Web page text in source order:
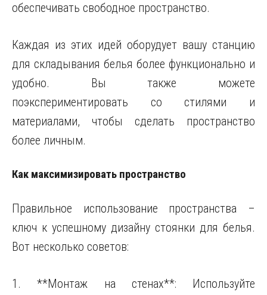
обеспечивать свободное пространство.
Каждая из этих идей оборудует вашу станцию
для складывания белья более функционально и
удобно. Вы также можете
поэкспериментировать со стилями и
материалами, чтобы сделать пространство
более личным.
Как максимизировать пространство
Правильное использование пространства –
ключ к успешному дизайну стоянки для белья.
Вот несколько советов:
1. **Монтаж на стенах**: Используйте